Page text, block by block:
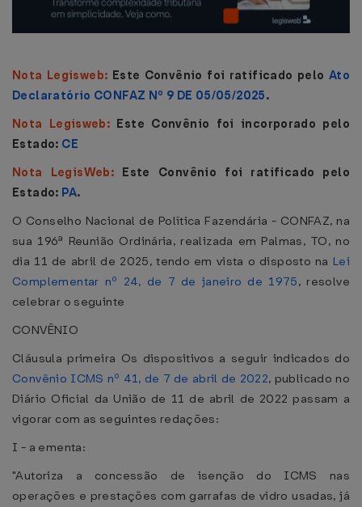
Nota Legisweb: Este Convênio foi ratificado pelo Ato
Declaratório CONFAZ Nº 9 DE 05/05/2025.
Nota Legisweb: Este Convênio foi incorporado pelo
Estado: CE
Nota LegisWeb: Este Convênio foi ratificado pelo
Estado: PA.
O Conselho Nacional de Política Fazendária - CONFAZ, na
sua 196ª Reunião Ordinária, realizada em Palmas, TO, no
dia 11 de abril de 2025, tendo em vista o disposto na Lei
Complementar nº 24, de 7 de janeiro de 1975, resolve
celebrar o seguinte
CONVÊNIO
Cláusula primeira Os dispositivos a seguir indicados do
Convênio ICMS nº 41, de 7 de abril de 2022, publicado no
Diário Oficial da União de 11 de abril de 2022 passam a
vigorar com as seguintes redações:
I - a ementa:
"Autoriza a concessão de isenção do ICMS nas
operações e prestações com garrafas de vidro usadas, já